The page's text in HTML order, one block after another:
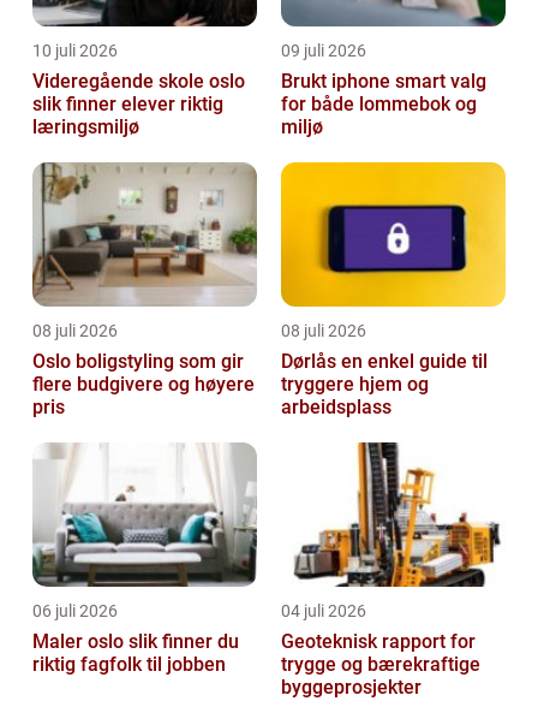
10 juli 2026
Videregående skole oslo
slik finner elever riktig
læringsmiljø
09 juli 2026
Brukt iphone smart valg
for både lommebok og
miljø
08 juli 2026
Oslo boligstyling som gir
flere budgivere og høyere
pris
08 juli 2026
Dørlås en enkel guide til
tryggere hjem og
arbeidsplass
06 juli 2026
Maler oslo slik finner du
riktig fagfolk til jobben
04 juli 2026
Geoteknisk rapport for
trygge og bærekraftige
byggeprosjekter